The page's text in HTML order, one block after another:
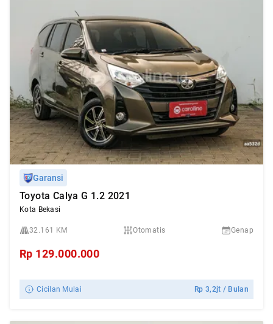
Garansi
Toyota Calya G 1.2 2021
Kota Bekasi
32.161 KM Otomatis Genap
Rp 129.000.000
Cicilan Mulai Rp3,2jt / Bulan